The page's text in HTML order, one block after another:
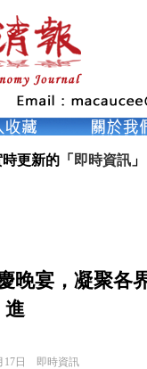
更新的「 即時資訊 」
晚宴，凝聚各
進
17日 即時資訊